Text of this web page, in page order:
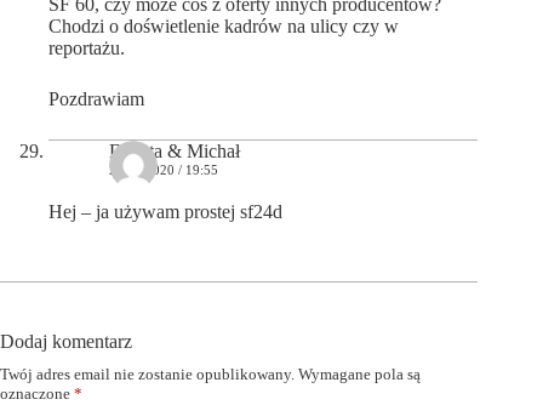
SF 60, czy może coś z oferty innych producentów?
Chodzi o doświetlenie kadrów na ulicy czy w
reportażu.
Pozdrawiam
Dorota & Michał
24/02/2020 / 19:55
Hej – ja używam prostej sf24d
Dodaj komentarz
Twój adres email nie zostanie opublikowany. Wymagane pola są
oznaczone *